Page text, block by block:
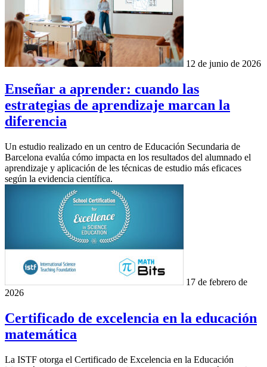
12 de junio de 2026
Enseñar a aprender: cuando las
estrategias de aprendizaje marcan la
diferencia
Un estudio realizado en un centro de Educación Secundaria de
Barcelona evalúa cómo impacta en los resultados del alumnado el
aprendizaje y aplicación de les técnicas de estudio más eficaces
según la evidencia científica.
17 de febrero de
2026
Certificado de excelencia en la educación
matemática
La ISTF otorga el Certificado de Excelencia en la Educación